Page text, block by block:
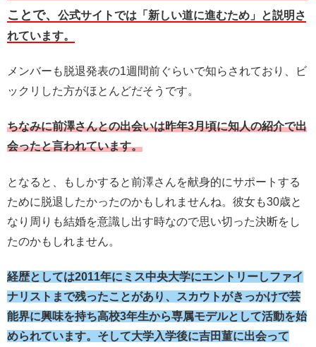
ことで、 公式サイトでは「新しい道に進むため」と説明さ
れています。
メンバーも脱退発表の1週間前ぐらいで知らされており、ビ
ックリした方がほとんどだそうです。
ちなみに前澤さんとの出会いは昨年3月頃に知人の紹介で出
会ったと言われています。
となると、もしかすると前澤さんを献身的にサポートする
ために脱退したかったのかもしれませんね。彼女も30歳と
なり周りも結婚を意識し出す時なので思い切った決断をし
たのかもしれません。
経歴としては2011年にミス中央大学にエントリーしファイ
ナリストまで残ったことがあり、スカウトがきっかけで芸
能界に興味を持ち高校3年生から専属モデルとして活動を始
められています。そして大学入学後に吉田菫に出会って